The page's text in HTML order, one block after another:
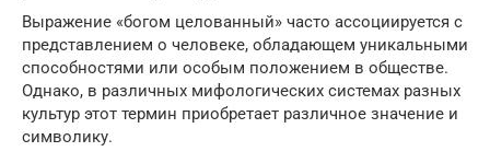
Выражение «богом целованный» часто ассоциируется с
представлением о человеке, обладающем уникальными
способностями или особым положением в обществе.
Однако, в различных мифологических системах разных
культур этот термин приобретает различное значение и
символику.